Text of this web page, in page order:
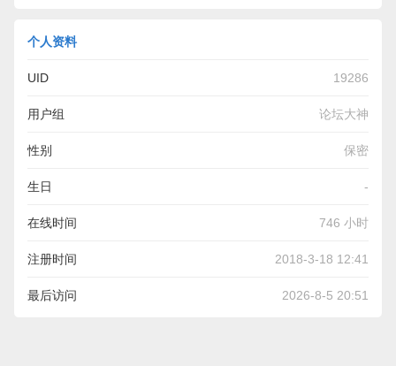
个人资料
UID 19286
用户组 论坛大神
性别 保密
生日 -
在线时间 746 小时
注册时间 2018-3-18 12:41
最后访问 2026-8-5 20:51